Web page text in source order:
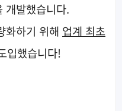
개발했습니다.
화하기 위해 업계 최초
입했습니다!